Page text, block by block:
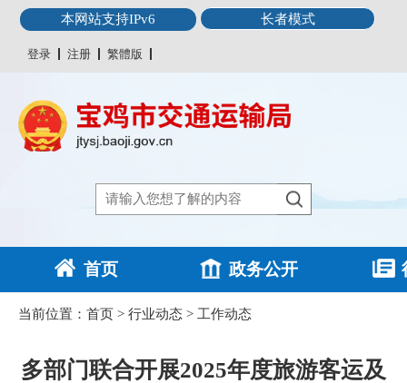
本网站支持IPv6 长者模式
登录 注册 繁體版
首页 政务公开
当前位置： 首页 > 行业动态 > 工作动态
多部门联合开展2025年度旅游客运及